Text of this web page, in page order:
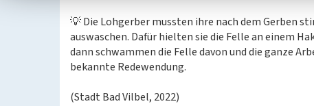
💡 Die Lohgerber mussten ihre nach dem Gerben
auswaschen. Dafür hielten sie die Felle an einem
dann schwammen die Felle davon und die ganze
bekannte Redewendung.
(Stadt Bad Vilbel, 2022)